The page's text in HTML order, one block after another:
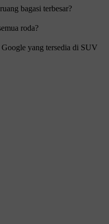
bagasi terbesar?
roda?
yang tersedia di SUV